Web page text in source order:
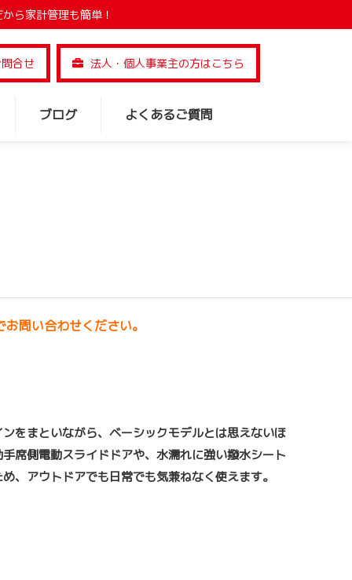
ら家計管理も簡単！
合せ 法人・個人事業主の方はこちら
ブログ よくあるご質問
問い合わせください。
をまといながら、ベーシックモデルとは思えないほ
席側電動スライドドアや、水濡れに強い撥水シート
、アウトドアでも日常でも気兼ねなく使えます。